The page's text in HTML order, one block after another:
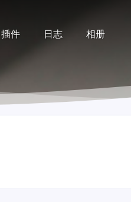
插件 日志 相册